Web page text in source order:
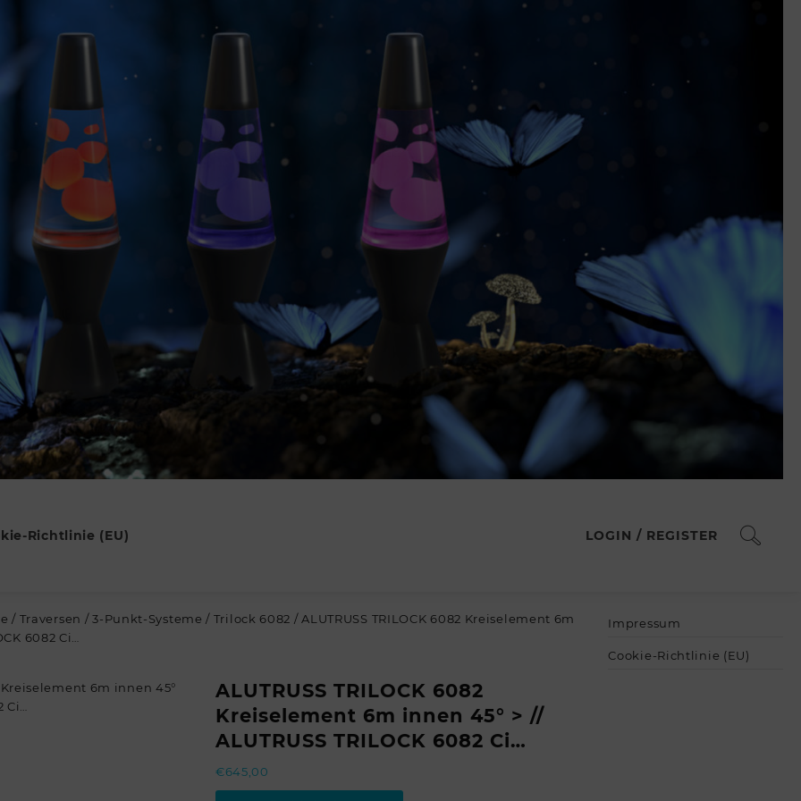
Richtlinie (EU) LOGIN / REGISTER
/ Traversen /3-Punkt-Systeme / Trilock 6082 / ALUTRUSS TRILOCK 6082 Kreiselement 6m
6082 Ci…
ALUTRUSS TRILOCK 6082
Kreiselement 6m innen 45° > //
ALUTRUSS TRILOCK 6082 Ci…
€645,00
Impressum
Cookie-Richtlinie (EU)